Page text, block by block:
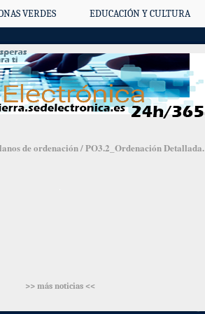
VERDES EDUCACIÓN Y CULTURA
de ordenación / PO3.2_Ordenación Detallada.
>> más noticias <<